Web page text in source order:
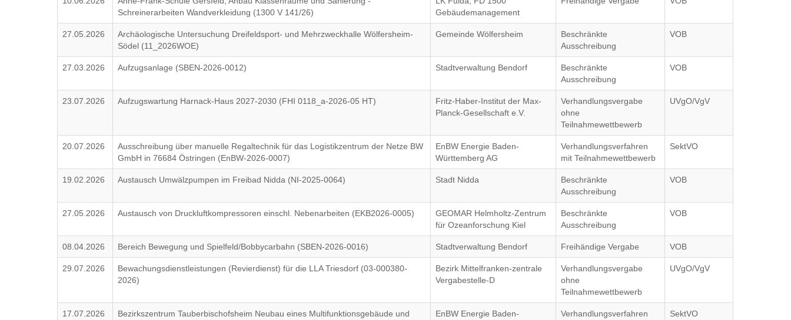
Schreinerarbeiten Wandverkleidung (1300 V 141/26)
Gebäudemanagement
27.05.2026
Archäologische Untersuchung Dreifeldsport- und Mehrzweckhalle Wölfersheim-
Södel (11_2026WOE)
Gemeinde Wölfersheim
Beschränkte
Ausschreibung
VOB
27.03.2026 Aufzugsanlage (SBEN-2026-0012) Stadtverwaltung Bendorf
Beschränkte
Ausschreibung
VOB
23.07.2026 Aufzugswartung Harnack-Haus 2027-2030 (FHI 0118_a-2026-05 HT)
Fritz-Haber-Institut der Max-
Planck-Gesellschaft e.V.
Verhandlungsvergabe
ohne
Teilnahmewettbewerb
UVgO/VgV
20.07.2026
Ausschreibung über manuelle Regaltechnik für das Logistikzentrum der Netze BW
GmbH in 76684 Östringen (EnBW-2026-0007)
EnBW Energie Baden-
Württemberg AG
Verhandlungsverfahren
mit Teilnahmewettbewerb
SektVO
19.02.2026 Austausch Umwälzpumpen im Freibad Nidda (NI-2025-0064) Stadt Nidda
Beschränkte
Ausschreibung
VOB
27.05.2026 Austausch von Druckluftkompressoren einschl. Nebenarbeiten (EKB2026-0005)
GEOMAR Helmholtz-Zentrum
für Ozeanforschung Kiel
Beschränkte
Ausschreibung
VOB
08.04.2026 Bereich Bewegung und Spielfeld/Bobbycarbahn (SBEN-2026-0016) Stadtverwaltung Bendorf Freihändige Vergabe VOB
29.07.2026
Bewachungsdienstleistungen (Revierdienst) für die LLA Triesdorf (03-000380-
2026)
Bezirk Mittelfranken-zentrale
Vergabestelle-D
Verhandlungsvergabe
ohne
Teilnahmewettbewerb
UVgO/VgV
17.07.2026
Bezirkszentrum Tauberbischofsheim Neubau eines Multifunktionsgebäude und
EnBW Energie Baden-
Verhandlungsverfahren
SektVO